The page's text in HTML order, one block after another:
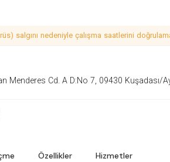
salgını nedeniyle çalışma saatlerini
Menderes Cd. A D:No 7, 09430 Kuşadası/
Özellikler Hizmetler